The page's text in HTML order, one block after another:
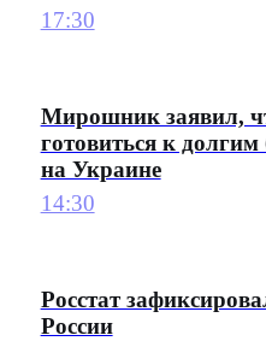
17:30
Мирошник заявил,
готовиться к
на Украине
14:30
Росстат
России